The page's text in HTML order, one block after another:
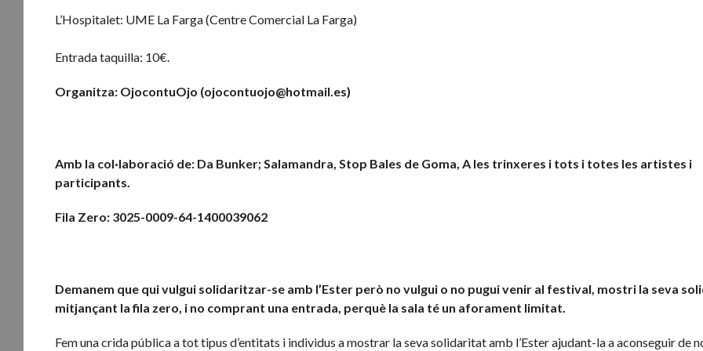
L’Hospitalet: UME La Farga (Centre Comercial La Farga)
Entrada taquilla: 10€.
Organitza: OjocontuOjo (ojocontuojo@hotmail.es)
Amb la col·laboració de: Da Bunker; Salamandra, Stop Bales de Goma, A les trinxeres i tots i totes les artistes i
participants.
Fila Zero: 3025-0009-64-1400039062
Demanem que qui vulgui solidaritzar-se amb l’Ester però no vulgui o no pugui venir al festival, mostri la seva
mitjançant la fila zero, i no comprant una entrada, perquè la sala té un aforament limitat.
Fem una crida pública a tot tipus d’entitats i individus a mostrar la seva solidaritat amb l’Ester ajudant-la a aconseguir de